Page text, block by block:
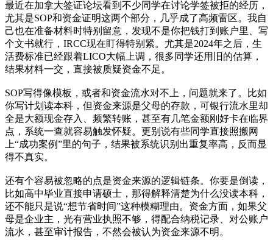
最近在加拿大签证论坛看到不少同学在讨论学签被拒的经历，
尤其是SOP和资金证明这两个部分，几乎成了高频雷区。我自
己也在准备材料时特别留意，发现不是你把钱打到账户里、写
个文书就行，IRCC现在盯得特别紧。尤其是2024年之后，生
活费标准已经跟着LICO大幅上调，很多同学还用旧的估算，
结果材料一交，直接被质疑资金不足。
SOP写得像模板，或者和资金流水对不上，问题就来了。比如
你写计划读本科，但资金来源是父母的存款，可银行流水里却
全是大额现金存入、频繁转账，甚至有几笔金额刚好卡在临界
点，系统一查就容易触发怀疑。更别说有些同学直接照搬网
上“成功案例”里的句子，结果被系统识别出重复率高，反而显
得不真实。
还有个容易被忽略的点是资金来源的逻辑链条。你要是倒读，
比如高中毕业直接申请硕士，那得解释清楚为什么没读本科，
还不能只是说“想节省时间”这种模糊理由。资金方面，如果父
母是企业主，光有营业执照不够，得配合纳税记录、对公账户
流水，甚至审计报告，不然会被认为资金来源不明。